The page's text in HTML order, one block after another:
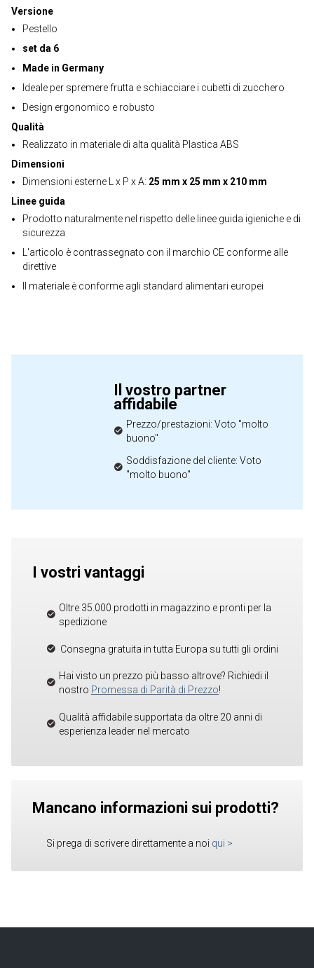
Versione
Pestello
set da 6
Made in Germany
Ideale per spremere frutta e schiacciare i cubetti di zucchero
Design ergonomico e robusto
Qualità
Realizzato in materiale di alta qualità Plastica ABS
Dimensioni
Dimensioni esterne L x P x A: 25 mm x 25 mm x 210 mm
Linee guida
Prodotto naturalmente nel rispetto delle linee guida igieniche e di
sicurezza
L'articolo è contrassegnato con il marchio CE conforme alle
direttive
Il materiale è conforme agli standard alimentari europei
Il vostro partner
affidabile
Prezzo/prestazioni: Voto "molto
buono"
Soddisfazione del cliente: Voto
"molto buono"
I vostri vantaggi
Oltre 35.000 prodotti in magazzino e pronti per la
spedizione
Consegna gratuita in tutta Europa su tutti gli ordini
Hai visto un prezzo più basso altrove? Richiedi il
nostro Promessa di Parità di Prezzo!
Qualità affidabile supportata da oltre 20 anni di
esperienza leader nel mercato
Mancano informazioni sui prodotti?
Si prega di scrivere direttamente a noi qui >